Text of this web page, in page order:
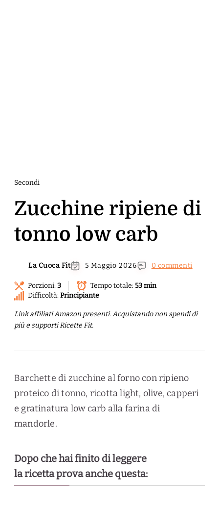
Secondi
Zucchine ripiene di
tonno low carb
La Cuoca Fit 5 Maggio 2026 0 commenti
Porzioni:3 Tempo totale:53 min
Difficoltà:Principiante
Link affiliati Amazon presenti. Acquistando non spendi di
più e supporti Ricette Fit.
Barchette di zucchine al forno con ripieno
proteico di tonno, ricotta light, olive, capperi
e gratinatura low carb alla farina di
mandorle.
Dopo che hai finito di leggere
la ricetta prova anche questa: